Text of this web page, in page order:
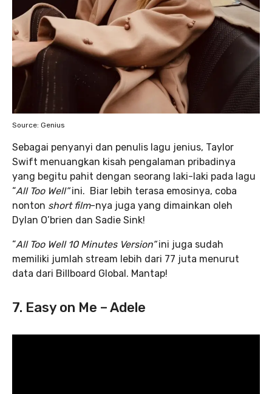
Source: Genius
Sebagai penyanyi dan penulis lagu jenius, Taylor
Swift menuangkan kisah pengalaman pribadinya
yang begitu pahit dengan seorang laki-laki pada lagu
“All Too Well”ini. Biar lebih terasa emosinya, coba
nonton short film-nya juga yang dimainkan oleh
Dylan O’brien dan Sadie Sink!
“All Too Well 10 Minutes Version”ini juga sudah
memiliki jumlah stream lebih dari 77 juta menurut
data dari Billboard Global. Mantap!
7. Easy on Me – Adele